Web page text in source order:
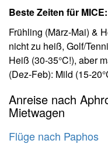
Beste Zeiten für MICE:
Frühling (März-Mai) &
nicht zu heiß, Golf/
Heiß (30-35°C!), aber
(Dez-Feb): Mild (15-
Anreise nach
Mietwagen
Flüge nach Paphos